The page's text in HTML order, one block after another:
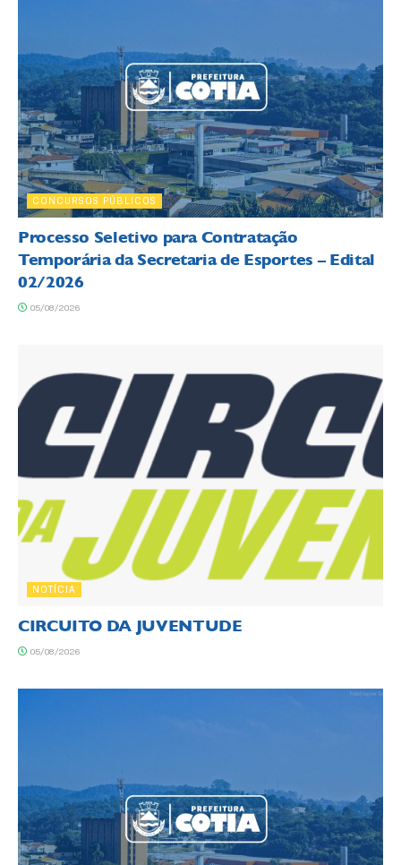
CONCURSOS PÚBLICOS
Processo Seletivo para Contratação
Temporária da Secretaria de Esportes – Edital
02/2026
05/08/2026
NOTÍCIA
CIRCUITO DA JUVENTUDE
05/08/2026